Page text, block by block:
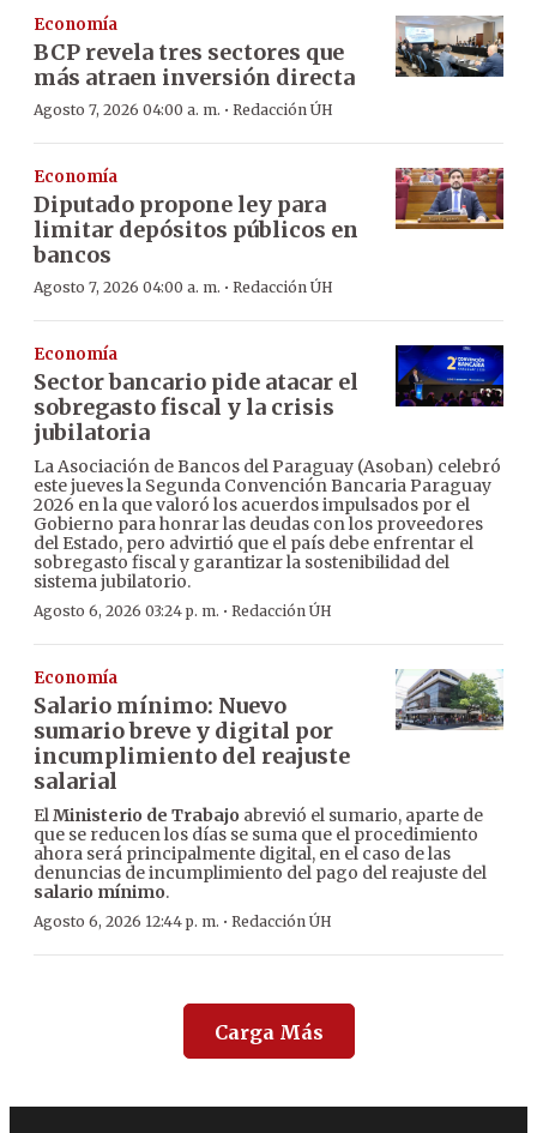
Economía
BCP revela tres sectores que
más atraen inversión directa
Agosto 7, 2026 04:00 a. m. · Redacción ÚH
Economía
Diputado propone ley para
limitar depósitos públicos en
bancos
Agosto 7, 2026 04:00 a. m. · Redacción ÚH
Economía
Sector bancario pide atacar el
sobregasto fiscal y la crisis
jubilatoria
La Asociación de Bancos del Paraguay (Asoban) celebró
este jueves la Segunda Convención Bancaria Paraguay
2026 en la que valoró los acuerdos impulsados por el
Gobierno para honrar las deudas con los proveedores
del Estado, pero advirtió que el país debe enfrentar el
sobregasto fiscal y garantizar la sostenibilidad del
sistema jubilatorio.
Agosto 6, 2026 03:24 p. m. · Redacción ÚH
Economía
Salario mínimo: Nuevo
sumario breve y digital por
incumplimiento del reajuste
salarial
ElMinisterio de Trabajo abrevió el sumario, aparte de
que se reducen los días se suma que el procedimiento
ahora será principalmente digital, en el caso de las
denuncias de incumplimiento del pago del reajuste del
salario mínimo.
Agosto 6, 2026 12:44 p. m. · Redacción ÚH
Carga Más